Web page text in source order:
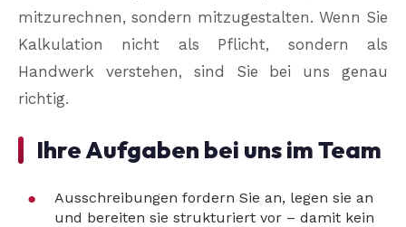
mitzurechnen, sondern mitzugestalten. Wenn Sie
Kalkulation nicht als Pflicht, sondern als
Handwerk verstehen, sind Sie bei uns genau
richtig.
Ihre Aufgaben bei uns im Team
Ausschreibungen fordern Sie an, legen sie an
und bereiten sie strukturiert vor – damit kein